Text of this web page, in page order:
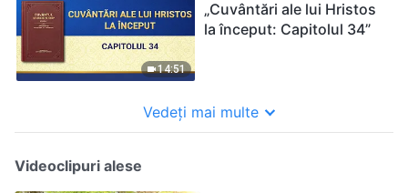
14:51
„Cuvântări ale lui Hristos
la început: Capitolul 34”
Vedeți mai multe
Videoclipuri alese